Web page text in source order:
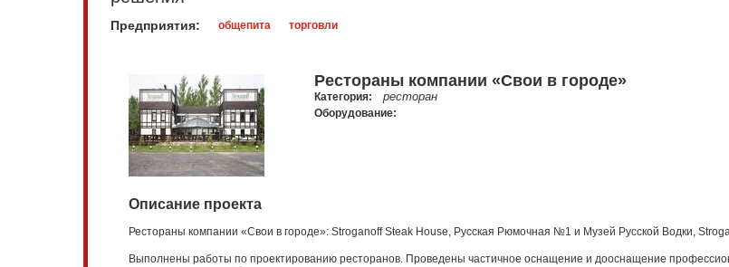
Предприятия: общепита торговли
Рестораны компании «Свои в городе»
Категория: ресторан
Оборудование:
Описание проекта
Рестораны компании «Свои в городе»: Stroganoff Steak House, Русская Рюмочная №1 и Музей Русской Водки,
Выполнены работы по проектированию ресторанов. Проведены частичное оснащение и дооснащение